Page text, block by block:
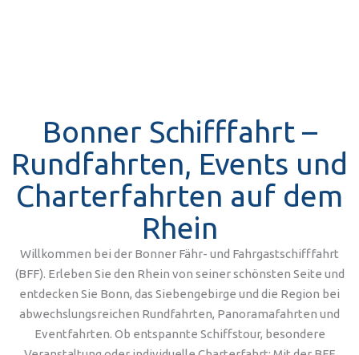
Bonner Schifffahrt –
Rundfahrten, Events und
Charterfahrten auf dem
Rhein
Willkommen bei der Bonner Fähr- und Fahrgastschifffahrt
(BFF). Erleben Sie den Rhein von seiner schönsten Seite und
entdecken Sie Bonn, das Siebengebirge und die Region bei
abwechslungsreichen Rundfahrten, Panoramafahrten und
Eventfahrten. Ob entspannte Schiffstour, besondere